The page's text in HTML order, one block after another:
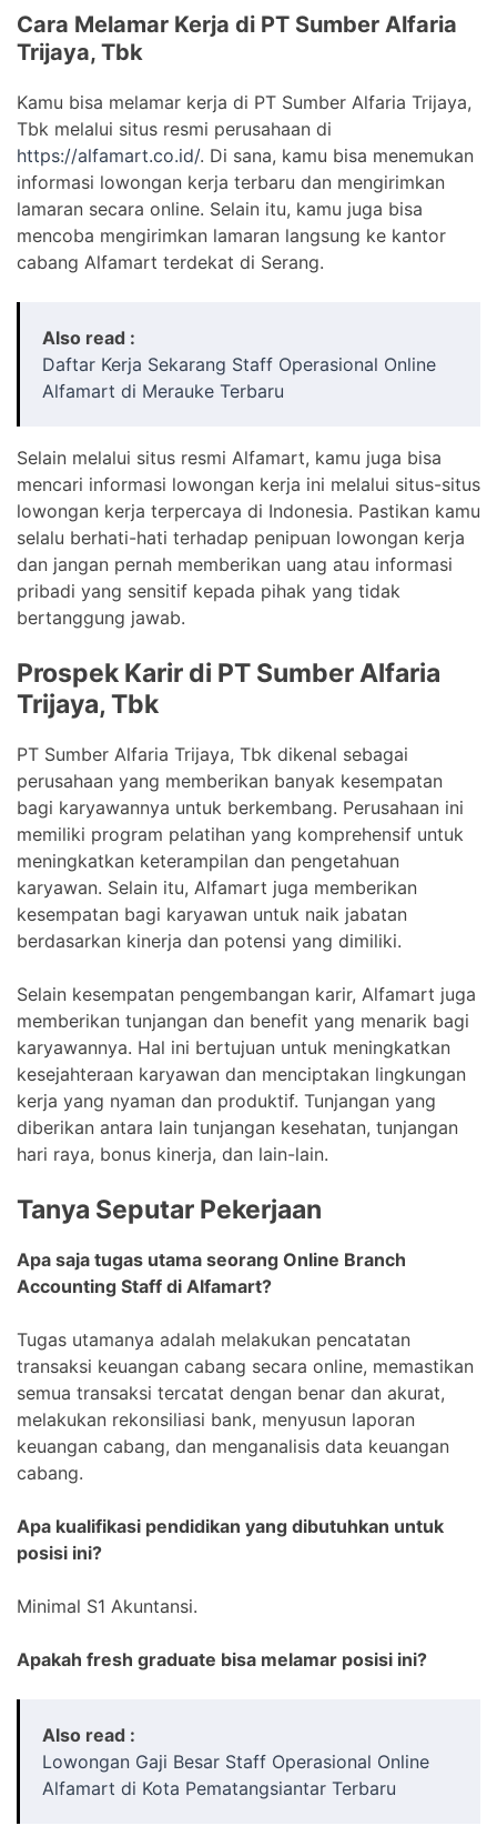
Cara Melamar Kerja di PT Sumber Alfaria
Trijaya, Tbk
Kamu bisa melamar kerja di PT Sumber Alfaria Trijaya,
Tbk melalui situs resmi perusahaan di
https://alfamart.co.id/. Di sana, kamu bisa menemukan
informasi lowongan kerja terbaru dan mengirimkan
lamaran secara online. Selain itu, kamu juga bisa
mencoba mengirimkan lamaran langsung ke kantor
cabang Alfamart terdekat di Serang.
Also read :
Daftar Kerja Sekarang Staff Operasional Online
Alfamart di Merauke Terbaru
Selain melalui situs resmi Alfamart, kamu juga bisa
mencari informasi lowongan kerja ini melalui situs-situs
lowongan kerja terpercaya di Indonesia. Pastikan kamu
selalu berhati-hati terhadap penipuan lowongan kerja
dan jangan pernah memberikan uang atau informasi
pribadi yang sensitif kepada pihak yang tidak
bertanggung jawab.
Prospek Karir di PT Sumber Alfaria
Trijaya, Tbk
PT Sumber Alfaria Trijaya, Tbk dikenal sebagai
perusahaan yang memberikan banyak kesempatan
bagi karyawannya untuk berkembang. Perusahaan ini
memiliki program pelatihan yang komprehensif untuk
meningkatkan keterampilan dan pengetahuan
karyawan. Selain itu, Alfamart juga memberikan
kesempatan bagi karyawan untuk naik jabatan
berdasarkan kinerja dan potensi yang dimiliki.
Selain kesempatan pengembangan karir, Alfamart juga
memberikan tunjangan dan benefit yang menarik bagi
karyawannya. Hal ini bertujuan untuk meningkatkan
kesejahteraan karyawan dan menciptakan lingkungan
kerja yang nyaman dan produktif. Tunjangan yang
diberikan antara lain tunjangan kesehatan, tunjangan
hari raya, bonus kinerja, dan lain-lain.
Tanya Seputar Pekerjaan
Apa saja tugas utama seorang Online Branch
Accounting Staff di Alfamart?
Tugas utamanya adalah melakukan pencatatan
transaksi keuangan cabang secara online, memastikan
semua transaksi tercatat dengan benar dan akurat,
melakukan rekonsiliasi bank, menyusun laporan
keuangan cabang, dan menganalisis data keuangan
cabang.
Apa kualifikasi pendidikan yang dibutuhkan untuk
posisi ini?
Minimal S1 Akuntansi.
Apakah fresh graduate bisa melamar posisi ini?
Also read :
Lowongan Gaji Besar Staff Operasional Online
Alfamart di Kota Pematangsiantar Terbaru